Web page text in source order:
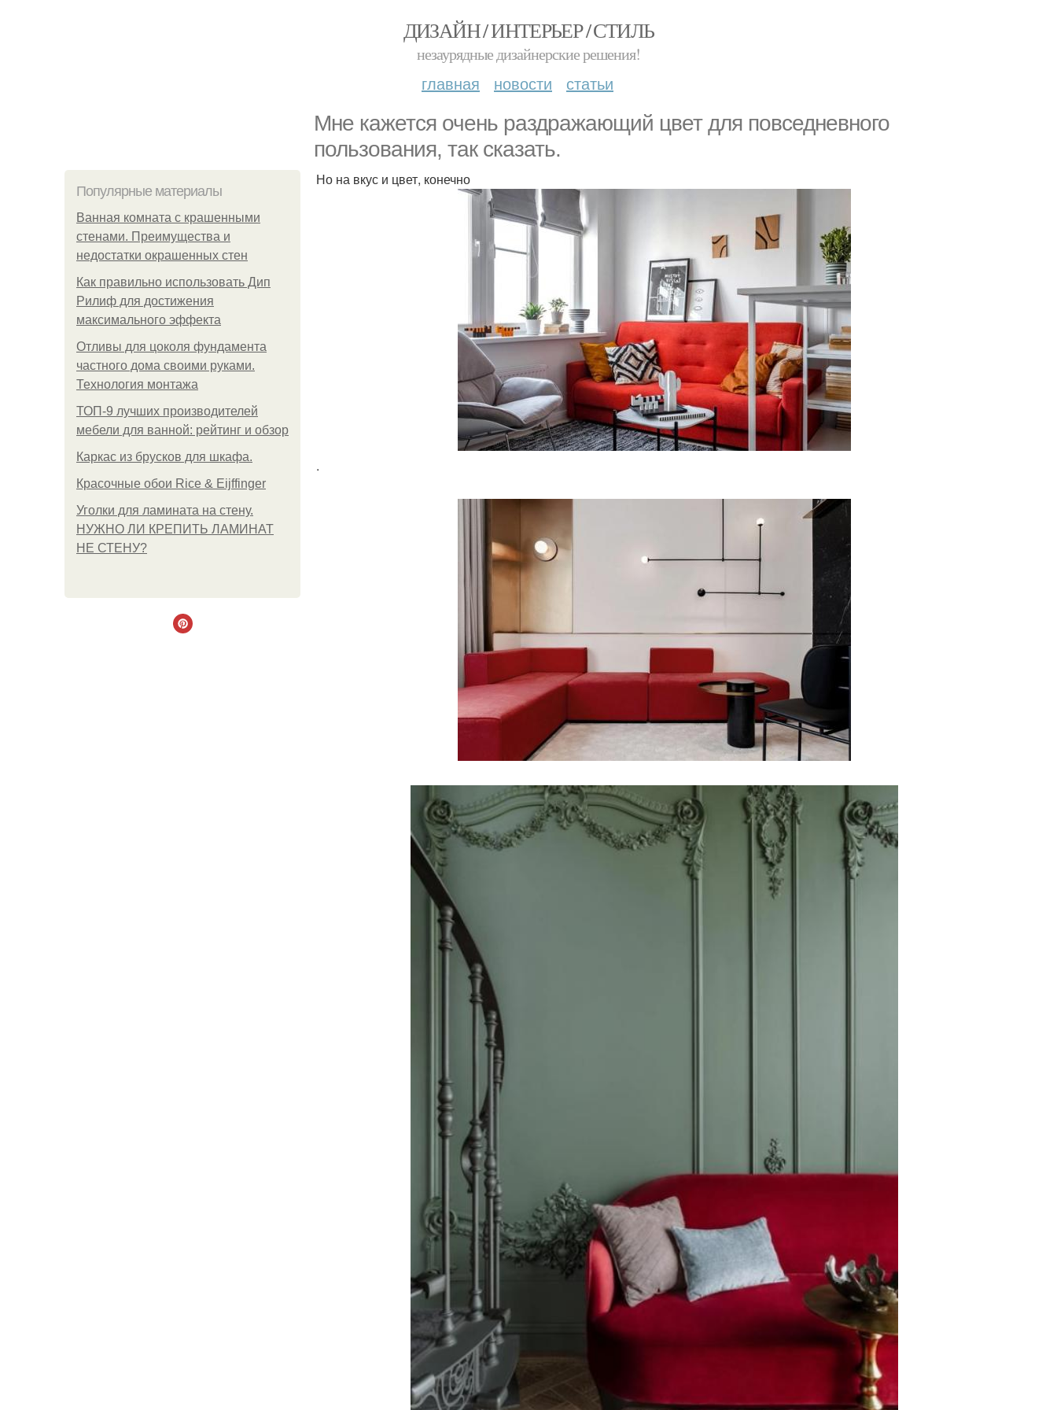
ДИЗАЙН / ИНТЕРЬЕР / СТИЛЬ
незаурядные дизайнерские решения!
главная новости статьи
Мне кажется очень раздражающий цвет для повседневного
пользования, так сказать.
Популярные материалы
Ванная комната с крашенными
стенами. Преимущества и
недостатки окрашенных стен
Как правильно использовать Дип
Рилиф для достижения
максимального эффекта
Отливы для цоколя фундамента
частного дома своими руками.
Технология монтажа
ТОП-9 лучших производителей
мебели для ванной: рейтинг и обзор
Каркас из брусков для шкафа.
Красочные обои Rice & Eijffinger
Уголки для ламината на стену.
НУЖНО ЛИ КРЕПИТЬ ЛАМИНАТ
НЕ СТЕНУ?
Но на вкус и цвет, конечно
.